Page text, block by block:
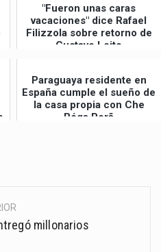
"Fueron unas caras
vacaciones" dice Rafael
Filizzola sobre retorno de
Gustavo Leite
Paraguaya residente en
España cumple el sueño de
la casa propia con Che
Róga Porã
millonarios